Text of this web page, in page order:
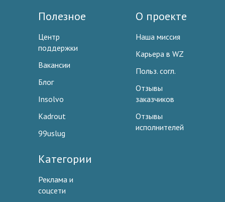
Полезное
Центр
поддержки
Вакансии
Блог
Insolvo
Kadrout
99uslug
О проекте
Наша миссия
Карьера в WZ
Польз. согл.
Отзывы
заказчиков
Отзывы
исполнителей
Категории
Реклама и
соцсети